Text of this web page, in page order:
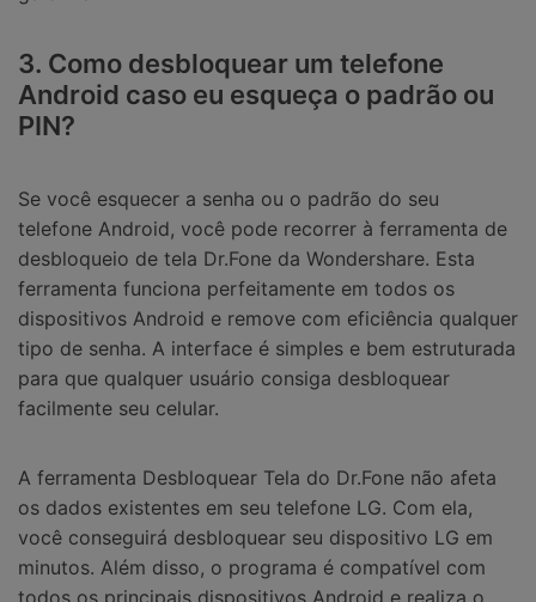
3. Como desbloquear um telefone
Android caso eu esqueça o padrão ou
PIN?
Se você esquecer a senha ou o padrão do seu
telefone Android, você pode recorrer à ferramenta de
desbloqueio de tela Dr.Fone da Wondershare. Esta
ferramenta funciona perfeitamente em todos os
dispositivos Android e remove com eficiência qualquer
tipo de senha. A interface é simples e bem estruturada
para que qualquer usuário consiga desbloquear
facilmente seu celular.
A ferramenta Desbloquear Tela do Dr.Fone não afeta
os dados existentes em seu telefone LG. Com ela,
você conseguirá desbloquear seu dispositivo LG em
minutos. Além disso, o programa é compatível com